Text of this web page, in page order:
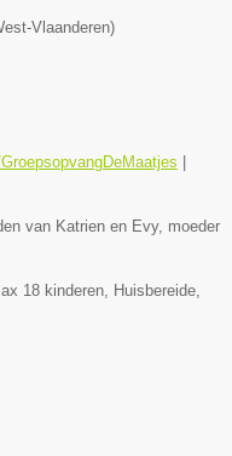
Vlaanderen)
van Katrien en Evy, moeder
18 kinderen, Huisbereide,